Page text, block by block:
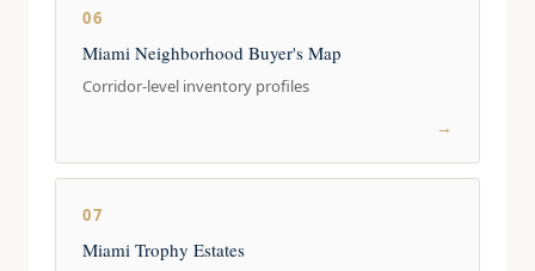
06
Miami Neighborhood Buyer's Map
Corridor-level inventory profiles
→
07
Miami Trophy Estates